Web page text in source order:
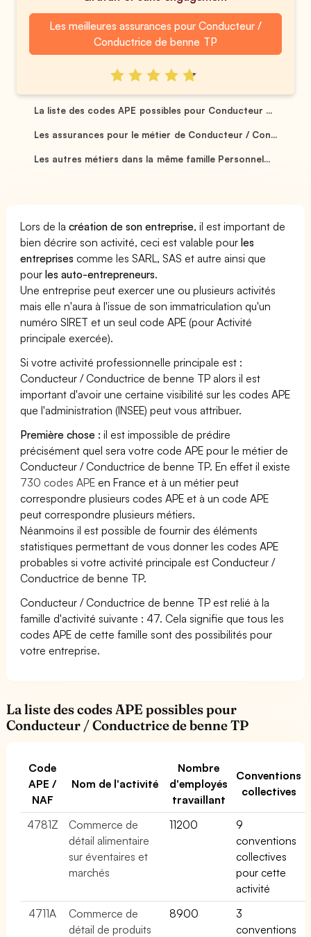
Les meilleures assurances pour Conducteur /
Conductrice de benne TP
La liste des codes APE possibles pour Conducteur ...
Les assurances pour le métier de Conducteur / Con...
Les autres métiers dans la même famille Personnel...
Lors de lacréation de son entreprise, il est important de
bien décrire son activité, ceci est valable pourles
entreprises comme les SARL, SAS et autre ainsi que
pourles auto-entrepreneurs.
Une entreprise peut exercer une ou plusieurs activités
mais elle n'aura à l'issue de son immatriculation qu'un
numéro SIRET et un seul code APE (pour Activité
principale exercée).
Si votre activité professionnelle principale est :
Conducteur / Conductrice de benne TP alors il est
important d'avoir une certaine visibilité sur les codes APE
que l'administration (INSEE) peut vous attribuer.
Première chose : il est impossible de prédire
précisément quel sera votre code APE pour le métier de
Conducteur / Conductrice de benne TP. En effet il existe
730 codes APE en France et à un métier peut
correspondre plusieurs codes APE et à un code APE
peut correspondre plusieurs métiers.
Néanmoins il est possible de fournir des éléments
statistiques permettant de vous donner les codes APE
probables si votre activité principale est Conducteur /
Conductrice de benne TP.
Conducteur / Conductrice de benne TP est relié à la
famille d'activité suivante : 47. Cela signifie que tous les
codes APE de cette famille sont des possibilités pour
votre entreprise.
La liste des codes APE possibles pour
Conducteur / Conductrice de benne TP
Code
APE /
NAF
Nom de l'activité
Nombre
d'employés
travaillant
Conventions
collectives
4781Z
Commerce de
détail alimentaire
sur éventaires et
marchés
11200
9
conventions
collectives
pour cette
activité
4711A
Commerce de
détail de produits
8900
3
conventions